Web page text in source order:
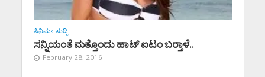
ಸಿನಿಮಾ ಸುದ್ದಿ
ಸನ್ನಿಯಂತೆ ಮತ್ತೊಂದು ಹಾಟ್ ಐಟಂ ಬರ‍್ತಾಳೆ..
February 28, 2016